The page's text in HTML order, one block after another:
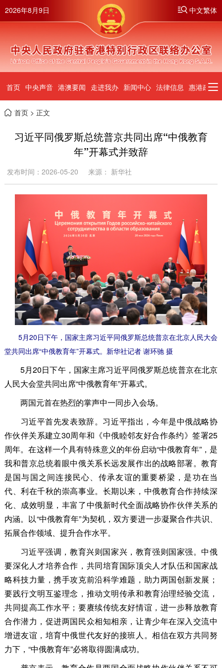
2026年8月9日 中文繁体
首页 中央声音 港澳要闻 走进我办 新闻中心 法律信息 惠港政策
首页> 正文
习近平同俄罗斯总统普京共同出席“中俄教育
年”开幕式并致辞
发布时间：2026-05-20 来源： 新华社
5月20日下午，国家主席习近平同俄罗斯总统普京在北京人民大会
堂共同出席“中俄教育年”开幕式。新华社记者 谢环驰 摄
5月20日下午，国家主席习近平同俄罗斯总统普京在北京
人民大会堂共同出席“中俄教育年”开幕式。
两国元首在热烈的掌声中一同步入会场。
习近平首先发表致辞。习近平指出，今年是中俄战略协
作伙伴关系建立30周年和《中俄睦邻友好合作条约》签署25
周年。在这样一个具有特殊意义的年份启动“中俄教育年”，是
我和普京总统着眼中俄关系长远发展作出的战略部署。教育
是国与国之间连接民心、传承友谊的重要桥梁，是功在当
代、利在千秋的崇高事业。长期以来，中俄教育合作持续深
化、成效明显，丰富了中俄新时代全面战略协作伙伴关系的
内涵。以“中俄教育年”为契机，双方要进一步凝聚合作共识、
拓展合作领域、提升合作水平。
习近平强调，教育兴则国家兴，教育强则国家强。中俄
要深化人才培养合作，共同培育国际顶尖人才队伍和国家战
略科技力量，携手攻克前沿科学难题，助力两国创新发展；
要践行文明互鉴理念，推动文明传承和教育治理经验交流，
共同提高工作水平；要赓续传统友好情谊，进一步释放教育
合作潜力，促进两国民众相知相亲，让青少年在深入交流中
增进友谊，培育中俄世代友好的接班人。相信在双方共同努
力下，“中俄教育年”必将取得圆满成功。